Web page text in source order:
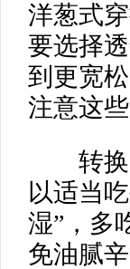
洋葱式
要选择
到更宽
注意这
转换四
以适当
湿”，多
免油腻